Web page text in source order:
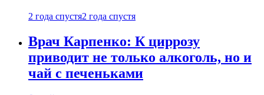
2 года спустя2 года спустя
Врач Карпенко: К циррозу
приводит не только алкоголь, но и
чай с печеньками